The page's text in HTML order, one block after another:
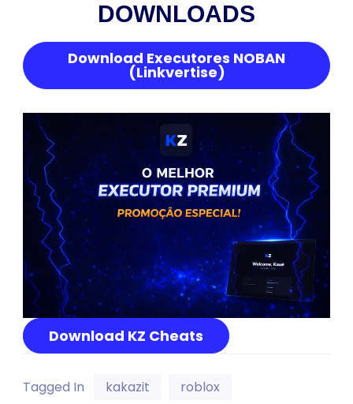
DOWNLOADS
Download Executores NOBAN
(Linkvertise)
Download KZ Cheats
Tagged In kakazit roblox